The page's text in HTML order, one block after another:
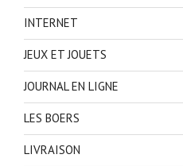
INTERNET
JEUX ET JOUETS
JOURNAL EN LIGNE
LES BOERS
LIVRAISON